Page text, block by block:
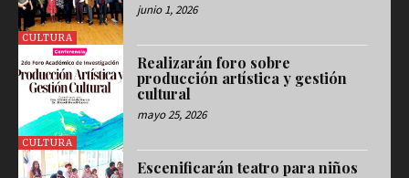
CULTURA
junio 1, 2026
CULTURA
Realizarán foro sobre
producción artística y gestión
cultural
mayo 25, 2026
Escenificarán teatro para niños